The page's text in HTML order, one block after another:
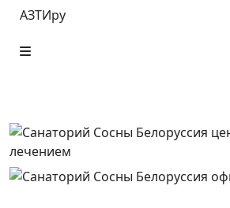
АЗТИру